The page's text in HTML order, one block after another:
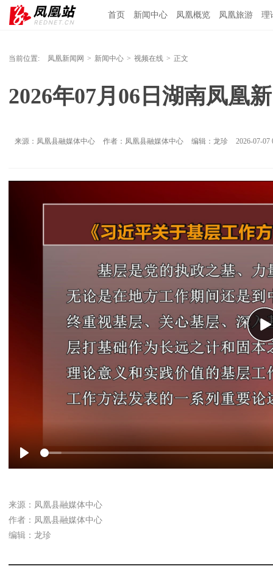
首页 新闻中心 凤凰概览 凤凰旅游 理
当前位置: 凤凰新闻网 > 新闻中心 > 视频在线 > 正文
2026年07月06日湖南凤凰
来源：凤凰县融媒体中心 作者：凤凰县融媒体中心 编辑：龙珍 2026-07-07
Play
来源：凤凰县融媒体中心
作者：凤凰县融媒体中心
编辑：龙珍